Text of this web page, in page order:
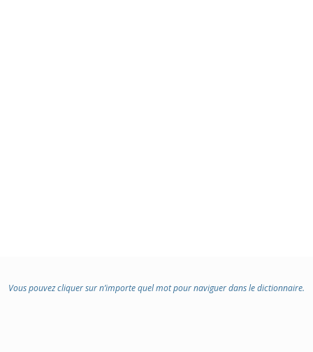
Vous pouvez cliquer sur n’importe quel mot pour naviguer dans le dictionnaire.